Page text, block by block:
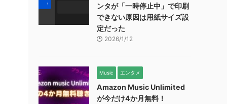
ンタが「一時停止中」で印刷
できない原因は用紙サイズ設
定だった
2026/1/12
Music エンタメ
Amazon Music Unlimited
が今だけ4か月無料！